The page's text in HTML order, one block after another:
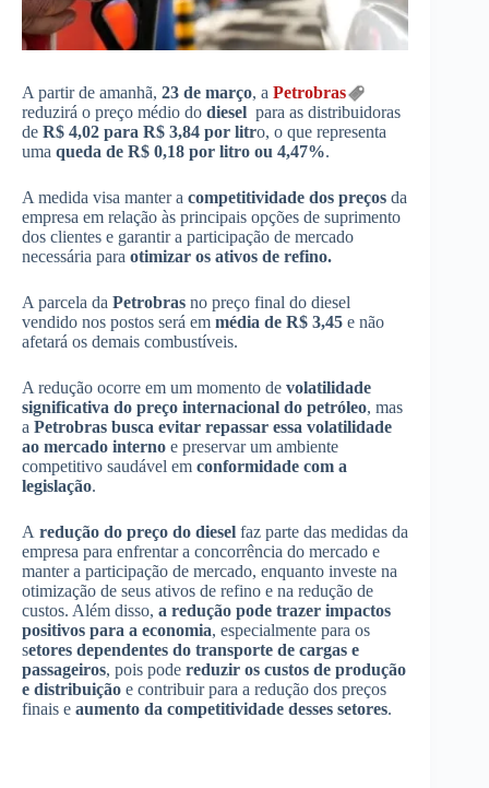
A partir de amanhã, 23 de março, a Petrobras
reduzirá o preço médio do diesel para as distribuidoras
de R$ 4,02 para R$ 3,84 por litro, o que representa
uma queda de R$ 0,18 por litro ou 4,47%.
A medida visa manter a competitividade dos preços da
empresa em relação às principais opções de suprimento
dos clientes e garantir a participação de mercado
necessária para otimizar os ativos de refino.
A parcela da Petrobras no preço final do diesel
vendido nos postos será em média de R$ 3,45 e não
afetará os demais combustíveis.
A redução ocorre em um momento de volatilidade
significativa do preço internacional do petróleo, mas
a Petrobras busca evitar repassar essa volatilidade
ao mercado interno e preservar um ambiente
competitivo saudável em conformidade com a
legislação.
A redução do preço do diesel faz parte das medidas da
empresa para enfrentar a concorrência do mercado e
manter a participação de mercado, enquanto investe na
otimização de seus ativos de refino e na redução de
custos. Além disso, a redução pode trazer impactos
positivos para a economia, especialmente para os
setores dependentes do transporte de cargas e
passageiros, pois pode reduzir os custos de produção
e distribuição e contribuir para a redução dos preços
finais e aumento da competitividade desses setores.